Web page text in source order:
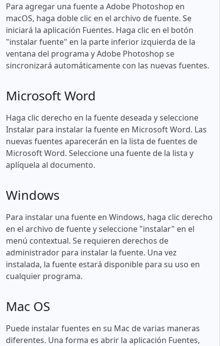
Para agregar una fuente a Adobe Photoshop en
macOS, haga doble clic en el archivo de fuente. Se
iniciará la aplicación Fuentes. Haga clic en el botón
"instalar fuente" en la parte inferior izquierda de la
ventana del programa y Adobe Photoshop se
sincronizará automáticamente con las nuevas fuentes.
Microsoft Word
Haga clic derecho en la fuente deseada y seleccione
Instalar para instalar la fuente en Microsoft Word. Las
nuevas fuentes aparecerán en la lista de fuentes de
Microsoft Word. Seleccione una fuente de la lista y
aplíquela al documento.
Windows
Para instalar una fuente en Windows, haga clic derecho
en el archivo de fuente y seleccione "instalar" en el
menú contextual. Se requieren derechos de
administrador para instalar la fuente. Una vez
instalada, la fuente estará disponible para su uso en
cualquier programa.
Mac OS
Puede instalar fuentes en su Mac de varias maneras
diferentes. Una forma es abrir la aplicación Fuentes,